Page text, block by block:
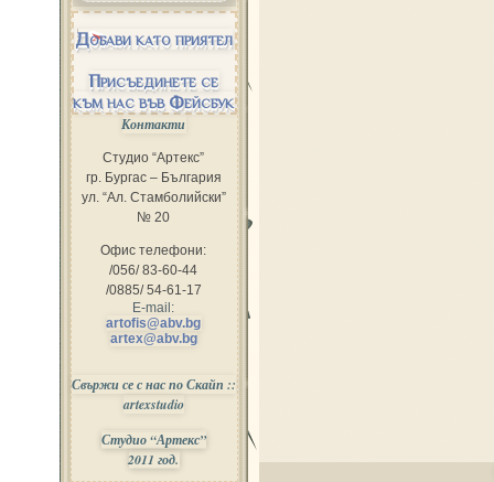
Добави като приятел
Присъединете се
към нас във Фейсбук
Контакти
Студио “Артекс”
гр. Бургас – България
ул. “Ал. Стамболийски”
№ 20
Офис телефони:
/056/ 83-60-44
/0885/ 54-61-17
E-mail:
artofis@abv.bg
artex@abv.bg
Свържи се с нас по Скайп ::
artexstudio
Студио “Артекс”
2011 год.